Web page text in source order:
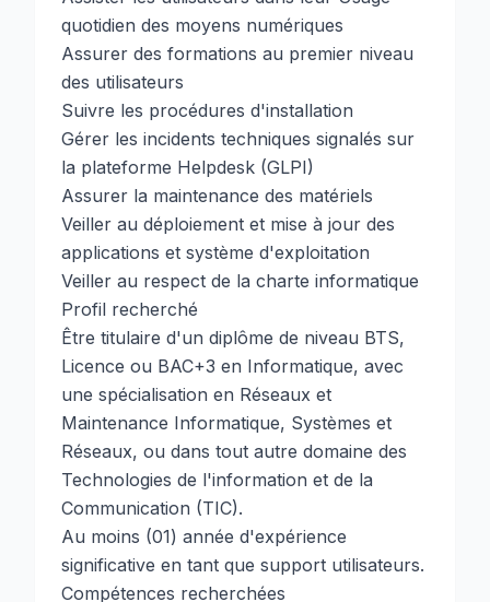
quotidien des moyens numériques
Assurer des formations au premier niveau
des utilisateurs
Suivre les procédures d'installation
Gérer les incidents techniques signalés sur
la plateforme Helpdesk (GLPI)
Assurer la maintenance des matériels
Veiller au déploiement et mise à jour des
applications et système d'exploitation
Veiller au respect de la charte informatique
Profil recherché
Être titulaire d'un diplôme de niveau BTS,
Licence ou BAC+3 en Informatique, avec
une spécialisation en Réseaux et
Maintenance Informatique, Systèmes et
Réseaux, ou dans tout autre domaine des
Technologies de l'information et de la
Communication (TIC).
Au moins (01) année d'expérience
significative en tant que support utilisateurs.
Compétences recherchées